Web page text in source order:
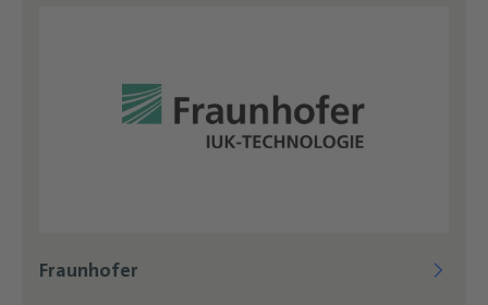
Fraunhofer